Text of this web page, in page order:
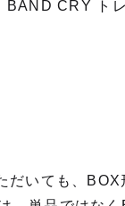
CRY ト
いても、